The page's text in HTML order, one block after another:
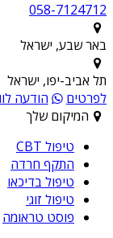
058-7124712
באר שבע, ישראל
תל אביב-יפו, ישראל
לפרטים
הודעה
המיקום שלך
טיפול CBT
התקף חרדה
טיפול בדיכאו
טיפול זוגי
פוסט טראומה